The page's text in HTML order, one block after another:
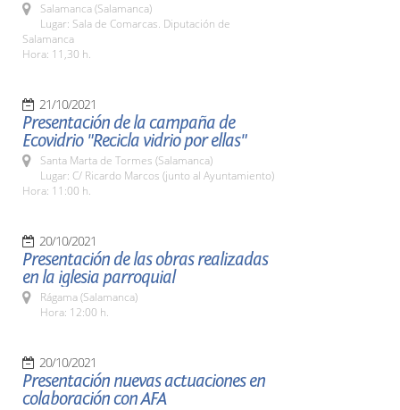
Salamanca (Salamanca)
Lugar: Sala de Comarcas. Diputación de
Salamanca
Hora: 11,30 h.
21/10/2021
Presentación de la campaña de
Ecovidrio "Recicla vidrio por ellas"
Santa Marta de Tormes (Salamanca)
Lugar: C/ Ricardo Marcos (junto al Ayuntamiento)
Hora: 11:00 h.
20/10/2021
Presentación de las obras realizadas
en la iglesia parroquial
Rágama (Salamanca)
Hora: 12:00 h.
20/10/2021
Presentación nuevas actuaciones en
colaboración con AFA